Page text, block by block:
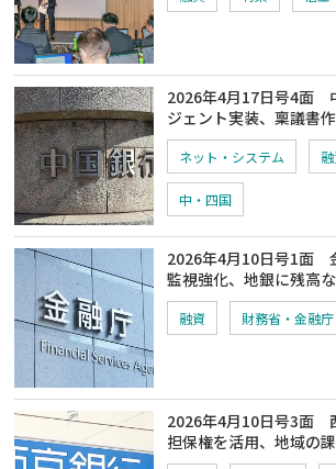
2026年4月17日号4面
ジェント実装、稟議書
ネット・システム
中・四国
2026年4月10日号1面
監視強化、地銀に残高
融資 財務省・金融
2026年4月10日号3面
担保権を活用、地域の